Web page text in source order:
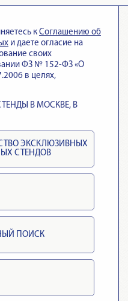
к Cоглашению об
и даете огласие на
своих
ФЗ № 152-ФЗ «О
в целях,
В МОСКВЕ, В
ЭКСКЛЮЗИВНЫХ
СТЕНДОВ
ПОИСК